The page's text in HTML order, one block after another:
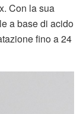
Con la sua
a base di acido
fino a 24